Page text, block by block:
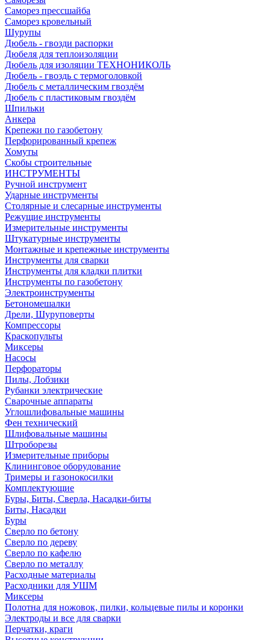
Саморез прессшайба
Саморез кровельный
Шурупы
Дюбель - гвозди распорки
Дюбеля для теплоизоляции
Дюбель для изоляции ТЕХНОНИКОЛЬ
Дюбель - гвоздь с термоголовкой
Дюбель с металлическим гвоздём
Дюбель с пластиковым гвоздём
Шпильки
Анкера
Крепежи по газобетону
Перфорированный крепеж
Хомуты
Скобы строительные
ИНСТРУМЕНТЫ
Ручной инструмент
Ударные инструменты
Столярные и слесарные инструменты
Режущие инструменты
Измерительные инструменты
Штукатурные инструменты
Монтажные и крепежные инструменты
Инструменты для сварки
Инструменты для кладки плитки
Инструменты по газобетону
Электроинструменты
Бетономешалки
Дрели, Шуруповерты
Компрессоры
Краскопульты
Миксеры
Насосы
Перфораторы
Пилы, Лобзики
Рубанки электрические
Сварочные аппараты
Углошлифовальные машины
Фен технический
Шлифовальные машины
Штроборезы
Измерительные приборы
Клининговое оборудование
Тримеры и газонокосилки
Комплектующие
Буры, Биты, Сверла, Насадки-биты
Биты, Насадки
Буры
Сверло по бетону
Сверло по дереву
Сверло по кафелю
Сверло по металлу
Расходные материалы
Расходники для УШМ
Миксеры
Полотна для ножовок, пилки, кольцевые пилы и коронки
Электроды и все для сварки
Перчатки, краги